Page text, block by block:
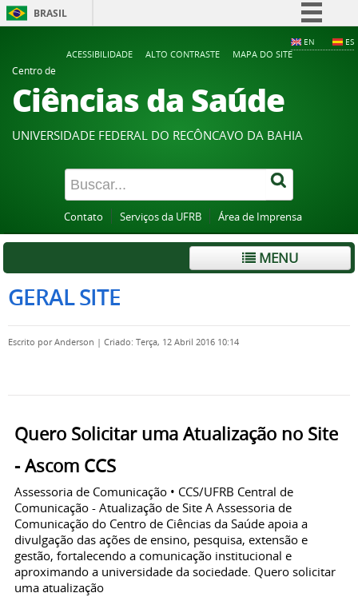
BRASIL
Participe
Acesso à informação
Legislação
Canais
EN ES
ACESSIBILIDADE ALTO CONTRASTE
MAPA DO SITE
Centro de
Ciências da Saúde
UNIVERSIDADE FEDERAL DO RECÔNCAVO DA BAHIA
Contato Serviços da UFRB Área de Imprensa
MENU
GERAL SITE
Escrito porAnderson | Criado: Terça, 12 Abril 2016 10:14
Quero Solicitar uma Atualização no Site
- Ascom CCS
Assessoria de Comunicação • CCS/UFRB Central de
Comunicação - Atualização de Site A Assessoria de
Comunicação do Centro de Ciências da Saúde apoia a
divulgação das ações de ensino, pesquisa, extensão e
gestão, fortalecendo a comunicação institucional e
aproximando a universidade da sociedade. Quero solicitar
uma atualização